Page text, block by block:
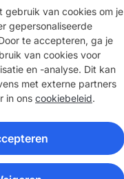
gebruik van cookies om je
gepersonaliseerde
te accepteren, ga je
van cookies voor
en -analyse. Dit kan
met externe partners
in ons cookiebeleid.
proefperiode
studenten & werknemers